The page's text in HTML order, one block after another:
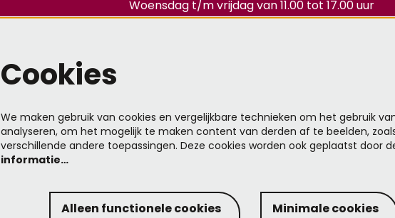
Woensdag t/m vrijdag van 11.00 tot 17.00 uur
1 uur voor aanvang van de voorstelling
Cookies
We maken gebruik van cookies en vergelijkbare technieken om het gebruik
analyseren, om het mogelijk te maken content van derden af te beelden,
verschillende andere toepassingen. Deze cookies worden ook geplaatst door
informatie…
Alleen functionele cookies Minimale cookies